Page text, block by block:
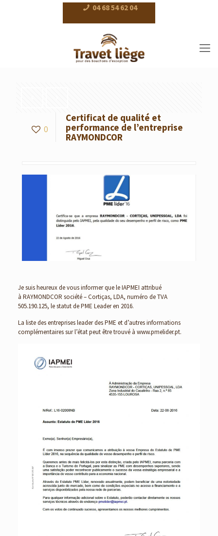
04 68 54 62 04
0
Certificat de qualité et
performance de l’entreprise
RAYMONDCOR
Je suis heureux de vous informer que le IAPMEI attribué
à RAYMONDCOR société – Cortiças, LDA, numéro de TVA
505.190.125, le statut de PME Leader en 2016.
La liste des entreprises leader des PME et d’autres informations
complémentaires sur l’état peut être trouvé à www.pmelider.pt.